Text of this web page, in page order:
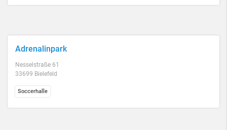
Adrenalinpark
Nesselstraße 61
33699 Bielefeld
Soccerhalle